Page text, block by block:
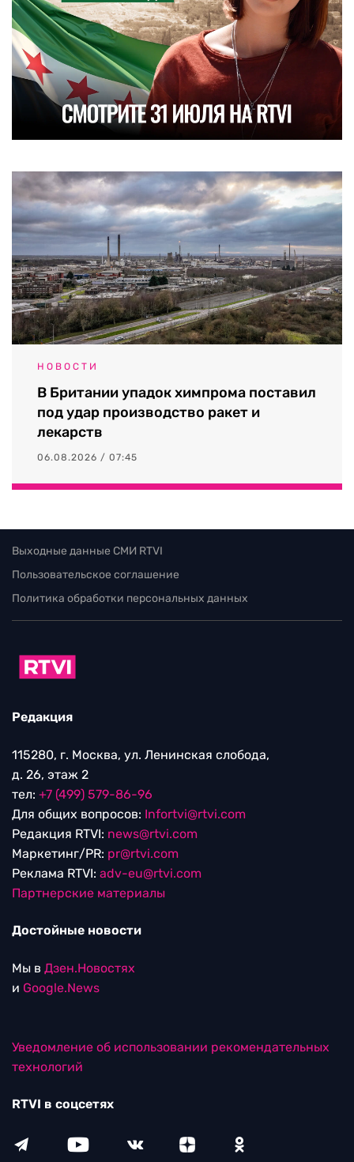
НОВОСТИ
В Британии упадок химпрома поставил
под удар производство ракет и
лекарств
06.08.2026 / 07:45
Выходные данные СМИ RTVI
Пользовательское соглашение
Политика обработки персональных данных
Редакция
115280, г. Москва, ул. Ленинская слобода,
д. 26, этаж 2
тел: +7 (499) 579-86-96
Для общих вопросов: Infortvi@rtvi.com
Редакция RTVI: news@rtvi.com
Маркетинг/PR: pr@rtvi.com
Реклама RTVI: adv-eu@rtvi.com
Партнерские материалы
Достойные новости
Мы в Дзен.Новостях
и Google.News
Уведомление об использовании рекомендательных
технологий
RTVI в соцсетях